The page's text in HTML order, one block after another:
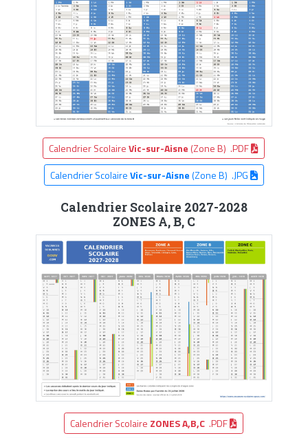
Calendrier ScolaireVic-sur-Aisne (Zone B) .PDF
Calendrier ScolaireVic-sur-Aisne(Zone B) .JPG
Calendrier Scolaire 2027-2028
ZONES A, B, C
Calendrier Scolaire ZONES A,B,C .PDF